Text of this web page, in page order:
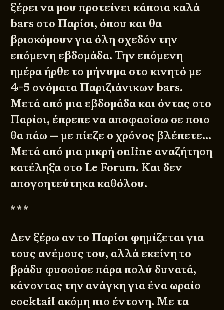
ξέρει να μου προτείνει κάποια καλά
bars στο Παρίσι, όπου και θα
βρισκόμουν για όλη σχεδόν την
επόμενη εβδομάδα. Την επόμενη
ημέρα ήρθε το μήνυμα στο κινητό με
4-5 ονόματα Παριζιάνικων bars.
Μετά από μια εβδομάδα και όντας στο
Παρίσι, έπρεπε να αποφασίσω σε ποιο
θα πάω — με πίεζε ο χρόνος βλέπετε…
Μετά από μια μικρή online αναζήτηση
κατέληξα στο Le Forum. Και δεν
απογοητεύτηκα καθόλου.
* * *
Δεν ξέρω αν το Παρίσι φημίζεται για
τους ανέμους του, αλλά εκείνη το
βράδυ φυσούσε πάρα πολύ δυνατά,
κάνοντας την ανάγκη για ένα ωραίο
cocktail ακόμη πιο έντονη. Με τα